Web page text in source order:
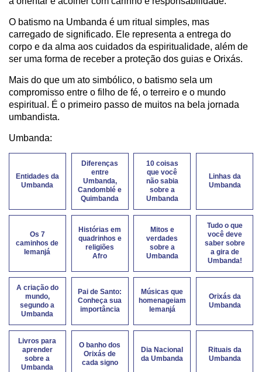
O batismo na Umbanda é um ritual simples, mas
carregado de significado. Ele representa a entrega do
corpo e da alma aos cuidados da espiritualidade, além de
ser uma forma de receber a proteção dos guias e Orixás.
Mais do que um ato simbólico, o batismo sela um
compromisso entre o filho de fé, o terreiro e o mundo
espiritual. É o primeiro passo de muitos na bela jornada
umbandista.
Umbanda:
Entidades da
Umbanda
Diferenças
entre
Umbanda,
Candomblé e
Quimbanda
10 coisas
que você
não sabia
sobre a
Umbanda
Linhas da
Umbanda
Os 7
caminhos de
Iemanjá
Histórias em
quadrinhos e
religiões
Afro
Mitos e
verdades
sobre a
Umbanda
Tudo o que
você deve
saber sobre
a gira de
Umbanda!
A criação do
mundo,
segundo a
Umbanda
Pai de Santo:
Conheça sua
importância
Músicas que
homenageiam
Iemanjá
Orixás da
Umbanda
Livros para
aprender
sobre a
Umbanda
O banho dos
Orixás de
cada signo
Dia Nacional
da Umbanda
Rituais da
Umbanda